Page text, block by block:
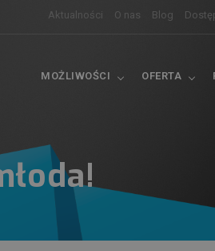
Aktualności O nas Blog
MOŻLIWOŚCI OFERTA